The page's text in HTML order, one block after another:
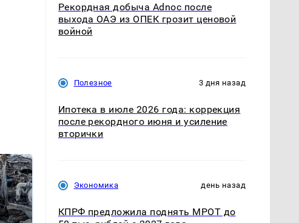
Рекордная добыча Adnoc после
выхода ОАЭ из ОПЕК грозит ценовой
войной
Полезное 3 дня назад
Ипотека в июле 2026 года: коррекция
после рекордного июня и усиление
вторички
Экономика день назад
КПРФ предложила поднять МРОТ до